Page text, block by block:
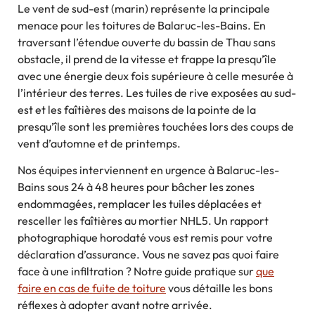
Le vent de sud-est (marin) représente la principale
menace pour les toitures de Balaruc-les-Bains. En
traversant l’étendue ouverte du bassin de Thau sans
obstacle, il prend de la vitesse et frappe la presqu’île
avec une énergie deux fois supérieure à celle mesurée à
l’intérieur des terres. Les tuiles de rive exposées au sud-
est et les faîtières des maisons de la pointe de la
presqu’île sont les premières touchées lors des coups de
vent d’automne et de printemps.
Nos équipes interviennent en urgence à Balaruc-les-
Bains sous 24 à 48 heures pour bâcher les zones
endommagées, remplacer les tuiles déplacées et
resceller les faîtières au mortier NHL5. Un rapport
photographique horodaté vous est remis pour votre
déclaration d’assurance. Vous ne savez pas quoi faire
face à une infiltration ? Notre guide pratique surque
faire en cas de fuite de toiture vous détaille les bons
réflexes à adopter avant notre arrivée.